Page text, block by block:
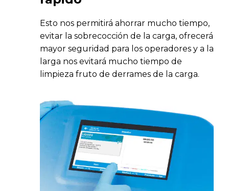
Esto nos permitirá ahorrar mucho tiempo,
evitar la sobrecocción de la carga, ofrecerá
mayor seguridad para los operadores y a la
larga nos evitará mucho tiempo de
limpieza fruto de derrames de la carga.